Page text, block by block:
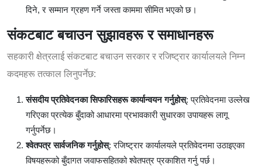
दिने, र सम्मान ग्रहण गर्ने जस्ता काममा सीमित भएको छ।
संकटबाट बचाउन सुझावहरू र समाधानहरू
सहकारी क्षेत्रलाई संकटबाट बचाउन सरकार र रजिष्ट्रार कार्यालयले निम्न
कदमहरू तत्काल लिनुपर्नेछ:
संसदीय प्रतिवेदनका सिफारिसहरू कार्यान्वयन गर्नुहोस्: प्रतिवेदनमा उल्लेख
गरिएका प्रत्येक बुँदाको आधारमा प्रभावकारी सुधारका उपायहरू लागू
गर्नुपर्नेछ।
श्वेतपत्र सार्वजनिक गर्नुहोस्: रजिष्ट्रार कार्यालयले प्रतिवेदनमा उठाइएका
विषयहरूको बुँदागत जवाफसहितको श्वेतपत्र प्रकाशित गर्नु पर्छ।